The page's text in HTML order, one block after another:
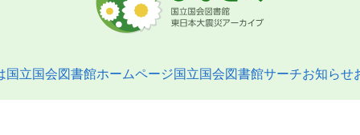
国立国会図書館ホームページ国立国会図書館サーチお知らせ